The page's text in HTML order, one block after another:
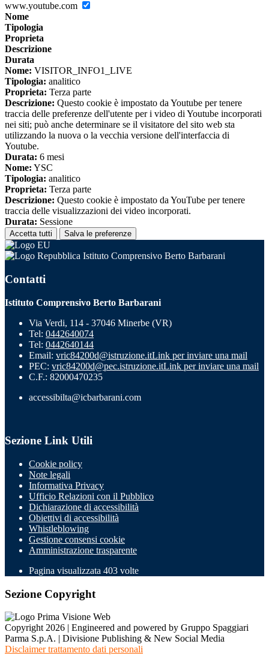
www.youtube.com
Nome
Tipologia
Proprieta
Descrizione
Durata
Nome: VISITOR_INFO1_LIVE
Tipologia: analitico
Proprieta: Terza parte
Descrizione: Questo cookie è impostato da Youtube per tenere
traccia delle preferenze dell'utente per i video di Youtube incorporati
nei siti; può anche determinare se il visitatore del sito web sta
utilizzando la nuova o la vecchia versione dell'interfaccia di
Youtube.
Durata: 6 mesi
Nome: YSC
Tipologia: analitico
Proprieta: Terza parte
Descrizione: Questo cookie è impostato da YouTube per tenere
traccia delle visualizzazioni dei video incorporati.
Durata: Sessione
Accetta tutti Salva le preferenze
Istituto Comprensivo Berto Barbarani
Contatti
Istituto Comprensivo Berto Barbarani
Via Verdi, 114 - 37046 Minerbe (VR)
Tel: 0442640074
Tel: 0442640144
Email: vric84200d@istruzione.itLink per inviare una mail
PEC: vric84200d@pec.istruzione.itLink per inviare una mail
C.F.: 82000470235
accessibilta@icbarbarani.com
Sezione Link Utili
Cookie policy
Note legali
Informativa Privacy
Ufficio Relazioni con il Pubblico
Dichiarazione di accessibilità
Obiettivi di accessibilità
Whistleblowing
Gestione consensi cookie
Amministrazione trasparente
Pagina visualizzata 403 volte
Sezione Copyright
Copyright 2026 | Engineered and powered by Gruppo Spaggiari
Parma S.p.A. | Divisione Publishing & New Social Media
Disclaimer trattamento dati personali